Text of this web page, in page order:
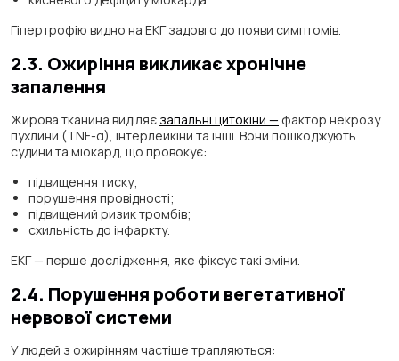
Гіпертрофію видно на ЕКГ задовго до появи симптомів.
2.3. Ожиріння викликає хронічне
запалення
Жирова тканина виділяє запальні цитокіни — фактор некрозу
пухлини (TNF-α), інтерлейкіни та інші. Вони пошкоджують
судини та міокард, що провокує:
підвищення тиску;
порушення провідності;
підвищений ризик тромбів;
схильність до інфаркту.
ЕКГ — перше дослідження, яке фіксує такі зміни.
2.4. Порушення роботи вегетативної
нервової системи
У людей з ожирінням частіше трапляються: